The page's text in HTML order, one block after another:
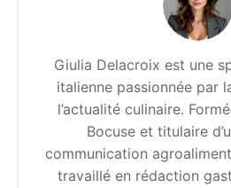
Giulia Delacroix est une
italienne passionnée par
l’actualité culinaire.
Bocuse et titulaire
communication
travaillé en rédaction